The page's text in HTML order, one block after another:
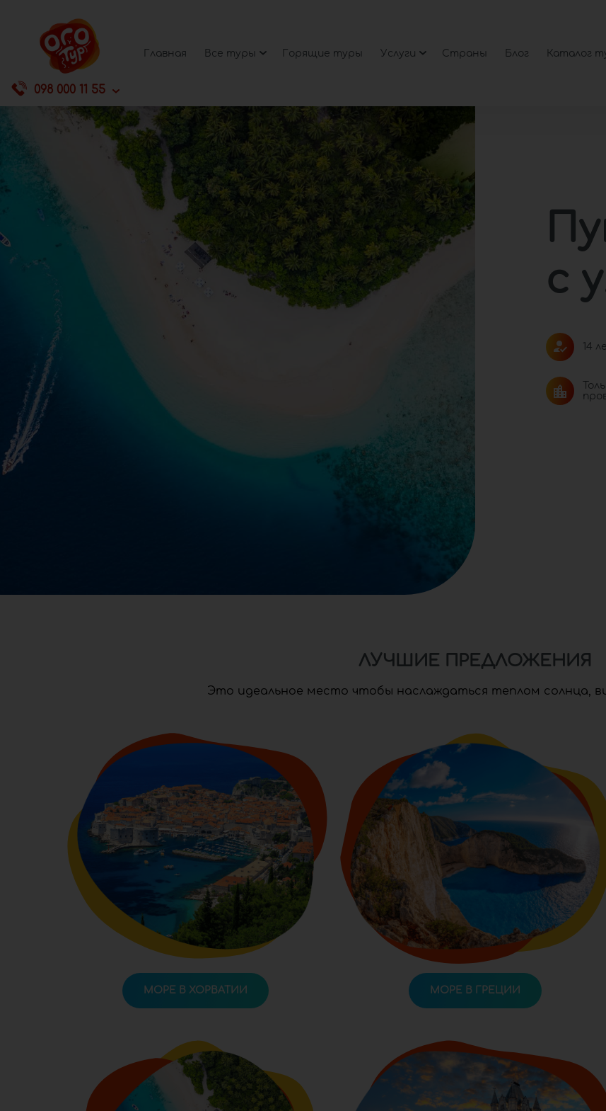
098 000 11 55
Все туры Горящие туры Услуги Страны Блог Каталог
Главная
с
14
ЛУЧШИЕ ПРЕДЛОЖЕНИЯ
Это идеальное место чтобы наслаждаться теплом солнца,
МОРЕ В ХОРВАТИИ МОРЕ В ГРЕЦИИ